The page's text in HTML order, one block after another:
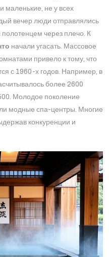
маленькие, не у всех
вечер люди отправлялись
через плечо. К
начали угасать. Массовое
привело к тому, что
с 1960-х годов​. Например, в
более 2600
Молодое поколение
модные спа-центры. Многие
конкуренции и